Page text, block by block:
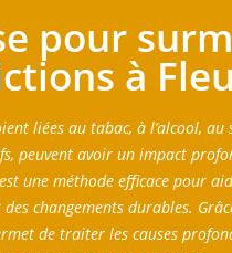
pour
à
liées au tabac, à l’alcool, au
peuvent avoir un impact
une méthode efficace pour
changements durables.
de traiter les causes